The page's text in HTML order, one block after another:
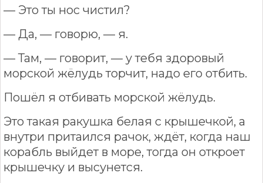
— Это ты нос чистил?
— Да, — говорю, — я.
— Там, — говорит, — у тебя здоровый
морской жёлудь торчит, надо его отбить.
Пошёл я отбивать морской жёлудь.
Это такая ракушка белая с крышечкой, а
внутри притаился рачок, ждёт, когда наш
корабль выйдет в море, тогда он откроет
крышечку и высунется.